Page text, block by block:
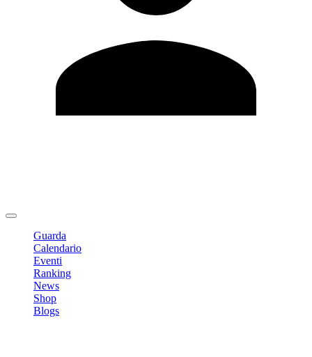
Guarda
Calendario
Eventi
Ranking
News
Shop
Blogs